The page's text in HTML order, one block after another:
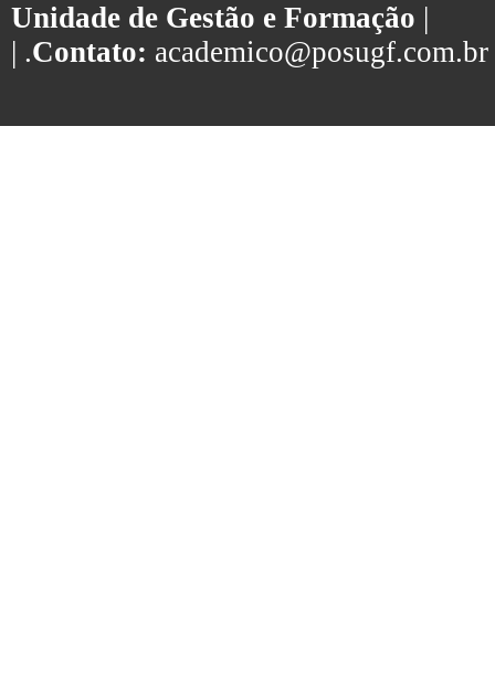
Unidade de Gestão e Formação |
| .Contato: academico@posugf.com.br